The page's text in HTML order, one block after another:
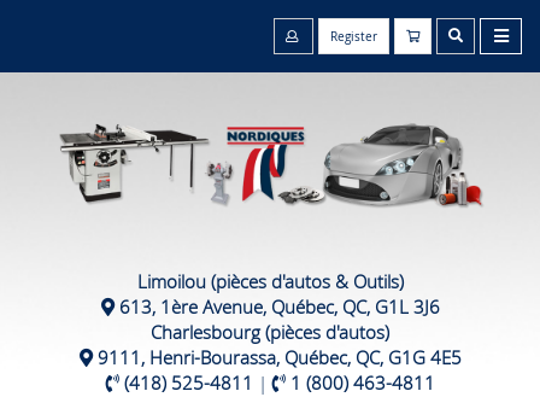
Register
Limoilou (pièces d'autos & Outils)
613, 1ère Avenue, Québec, QC, G1L 3J6
Charlesbourg (pièces d'autos)
9111, Henri-Bourassa, Québec, QC, G1G 4E5
(418) 525-4811 | 1 (800) 463-4811